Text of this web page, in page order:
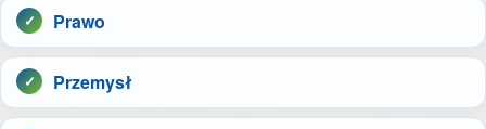
Prawo
Przemysł